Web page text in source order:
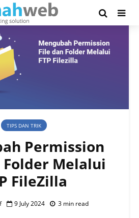
TIPS DAN TRIK
Permission
Folder Melalui
FileZilla
9 July 2024 3 min read